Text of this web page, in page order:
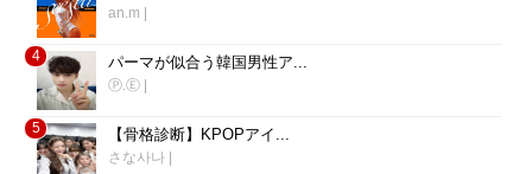
an.m |
4 パーマが似合う韓国男性ア...
Ⓟ.Ⓔ |
5 【骨格診断】KPOPアイ...
さな사나 |